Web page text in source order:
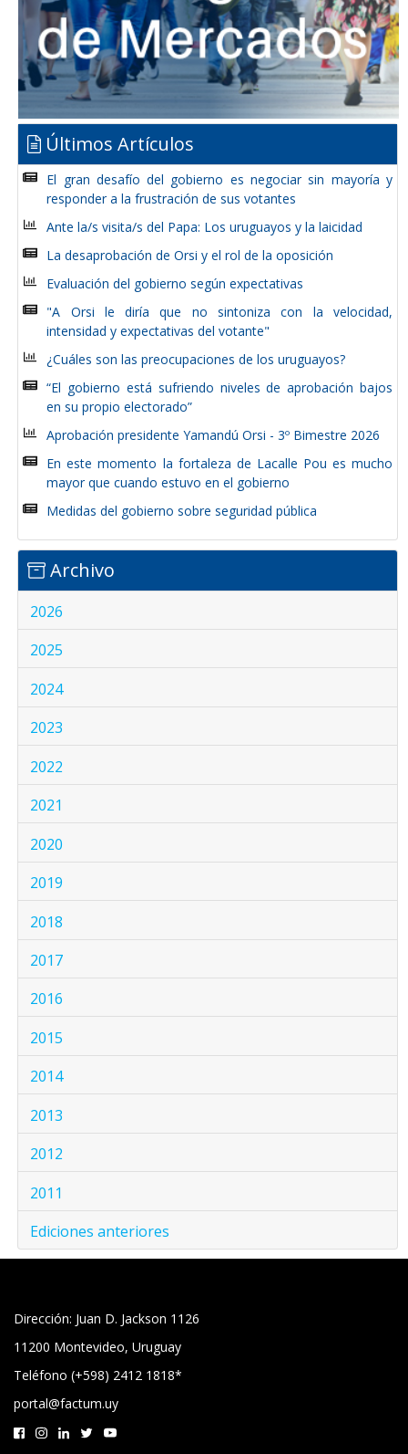
Últimos Artículos
El gran desafío del gobierno es negociar sin mayoría y
responder a la frustración de sus votantes
Ante la/s visita/s del Papa: Los uruguayos y la laicidad
La desaprobación de Orsi y el rol de la oposición
Evaluación del gobierno según expectativas
"A Orsi le diría que no sintoniza con la velocidad,
intensidad y expectativas del votante"
¿Cuáles son las preocupaciones de los uruguayos?
“El gobierno está sufriendo niveles de aprobación bajos
en su propio electorado”
Aprobación presidente Yamandú Orsi - 3º Bimestre 2026
En este momento la fortaleza de Lacalle Pou es mucho
mayor que cuando estuvo en el gobierno
Medidas del gobierno sobre seguridad pública
Archivo
2026
2025
2024
2023
2022
2021
2020
2019
2018
2017
2016
2015
2014
2013
2012
2011
Ediciones anteriores
Dirección: Juan D. Jackson 1126
11200 Montevideo, Uruguay
Teléfono (+598) 2412 1818*
portal@factum.uy